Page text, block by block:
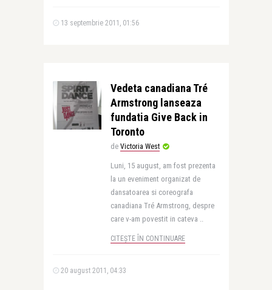
13 septembrie 2011, 01:56
Vedeta canadiana Tré
Armstrong lanseaza
fundatia Give Back in
Toronto
de Victoria West
Luni, 15 august, am fost prezenta
la un eveniment organizat de
dansatoarea si coreografa
canadiana Tré Armstrong, despre
care v-am povestit in cateva ..
CITEȘTE ÎN CONTINUARE
20 august 2011, 04:33